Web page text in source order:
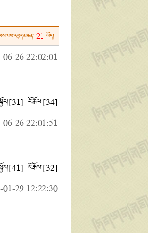
21 ཡོད།
06-26 22:02:01
[31]ངོ་རྒོལ།[34]
06-26 22:01:51
[41]ངོ་རྒོལ།[32]
01-29 12:22:30